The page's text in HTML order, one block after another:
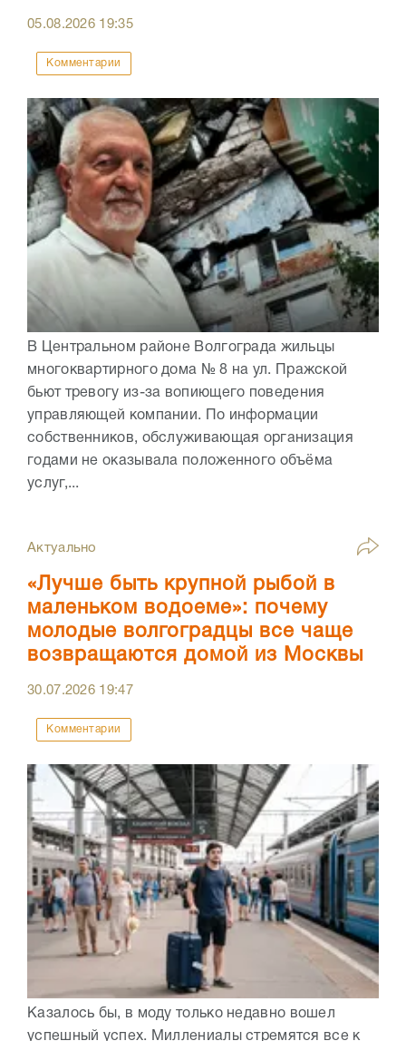
05.08.2026 19:35
Комментарии
В Центральном районе Волгограда жильцы
многоквартирного дома № 8 на ул. Пражской
бьют тревогу из-за вопиющего поведения
управляющей компании. По информации
собственников, обслуживающая организация
годами не оказывала положенного объёма
услуг,...
Актуально
«Лучше быть крупной рыбой в
маленьком водоеме»: почему
молодые волгоградцы все чаще
возвращаются домой из Москвы
30.07.2026 19:47
Комментарии
Казалось бы, в моду только недавно вошел
успешный успех. Миллениалы стремятся все к